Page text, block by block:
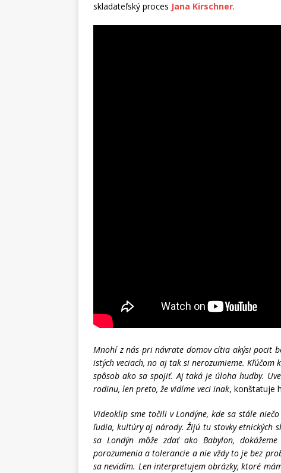
skladateľský proces Jana Kirschner.
Mnohí z nás pri návrate domov cítia akýsi pocit
istých veciach, no aj tak si nerozumieme.
spôsob ako sa spojiť. Aj taká je úloha hudby.
rodinu, len preto, že vidíme veci inak, konštatuje
Videoklip sme točili v Londýne, kde sa stále
ľudia, kultúry aj národy. Žijú tu stovky etnických
sa Londýn môže zdať ako Babylon,
porozumenia a tolerancie a nie vždy to je bez
sa nevidím. Len interpretujem obrázky, ktoré